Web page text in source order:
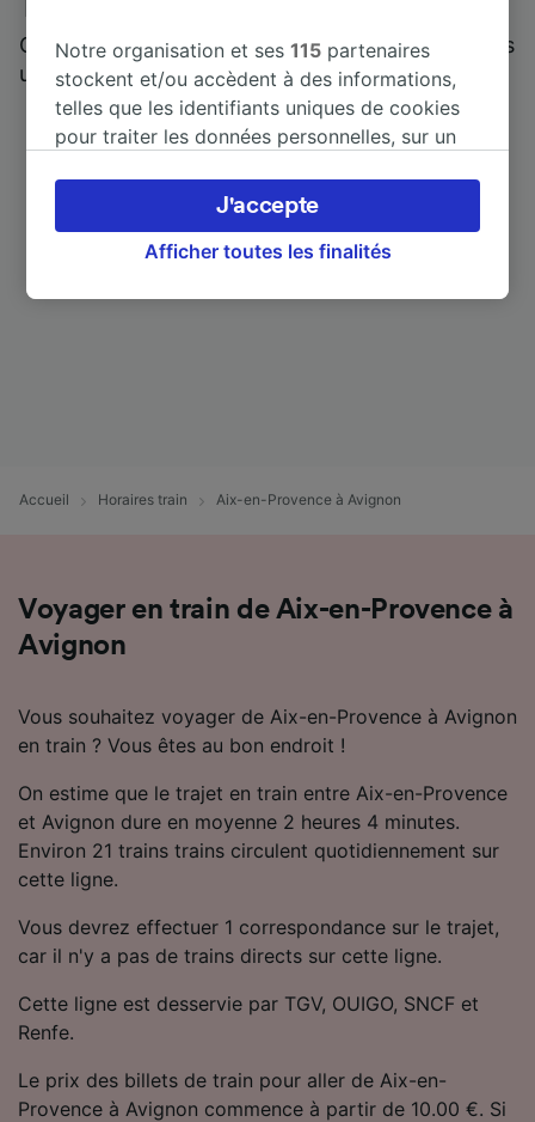
Qui mieux pour parler de nous, que ceux qui nous
utilisent ?
Accueil Horaires train Aix-en-Provence à Avignon
Voyager en train de Aix-en-Provence à
Avignon
Vous souhaitez voyager de Aix-en-Provence à Avignon
en train ? Vous êtes au bon endroit !
On estime que le trajet en train entre Aix-en-Provence
et Avignon dure en moyenne 2 heures 4 minutes.
Environ 21 trains trains circulent quotidiennement sur
cette ligne.
Vous devrez effectuer 1 correspondance sur le trajet,
car il n'y a pas de trains directs sur cette ligne.
Cette ligne est desservie par TGV, OUIGO, SNCF et
Renfe.
Le prix des billets de train pour aller de Aix-en-
Provence à Avignon commence à partir de 10.00 €. Si
Notre organisation et ses115 partenaires
stockent et/ou accèdent à des informations,
telles que les identifiants uniques de cookies
pour traiter les données personnelles, sur un
préférences, notamment en exerçant votre
droit d’opposition à l’intérêt légitime, en
cliquant ci-dessous ou à tout moment sur la
externes, traitent des données selon les
caractéristiques de l’appareil pour
l’identification. Stocker et/ou accéder à des
informations sur un appareil. Publicités et
études d’audience et développement de
services.
Liste de nos partenaires (fournisseurs)
Afficher toutes les finalités
J'accepte